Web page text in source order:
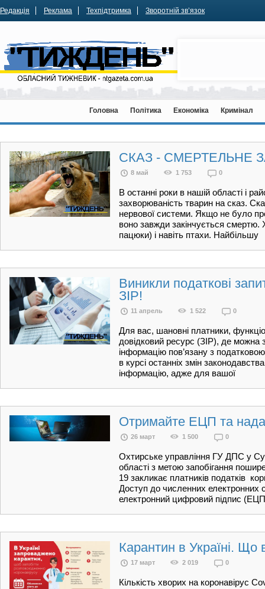
Редакція Реклама Техпідтримка Зворотній зв’язок
Головна Політика Економіка Кримінал
СКАЗ - СМЕРТЕЛЬНЕ
8 май 1 753 0
В останні роки в нашій області і
захворюваність тварин на сказ.
нервової системи. Якщо не було
воно завжди закінчується смертю.
пацюки) і навіть птахи. Найбільшу
Виникли податкові
ЗІР!
11 апрель 1 522 0
Для вас, шановні платники,
довідковий ресурс (ЗІР), де
інформацію пов’язану з
в курсі останніх змін
інформацію, адже для вашої
Отримайте ЕЦП та
26 март 1 500 0
Охтирське управління ГУ ДПС у
області з метою запобігання
19 закликає платників податків
Доступ до численних електронних
електронний цифровий підпис
Карантин в Україні. Що
17 март 2 019 0
Кількість хворих на коронавірус